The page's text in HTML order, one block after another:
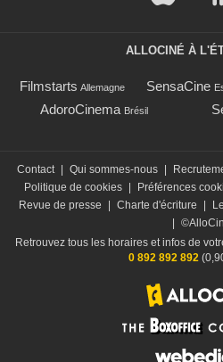
ALLOCINÉ À
Filmstarts Allemagne SensaCine
AdoroCinema Brésil
Contact Qui sommes-nous
Politique de cookies
Préférences
Revue de presse
Charte d'écriture
Retrouvez tous les horaires et infos de
0 892 892 892